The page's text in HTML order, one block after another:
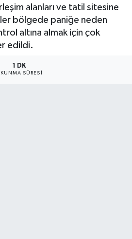
alanları ve tatil sitesine
bölgede paniğe neden
altına almak için çok
edildi.
1 DK
SÜRESI